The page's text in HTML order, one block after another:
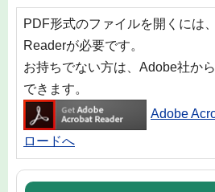
PDF形式のファイルを開くには
Readerが必要です。
お持ちでない方は、Adobe社か
できます。
Adobe
ロードへ